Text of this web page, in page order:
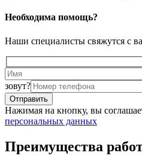
Необходима помощь?
Наши специалисты свяжутся с
зовут?
Нажимая на кнопку, вы
персональных данных
Преимущества